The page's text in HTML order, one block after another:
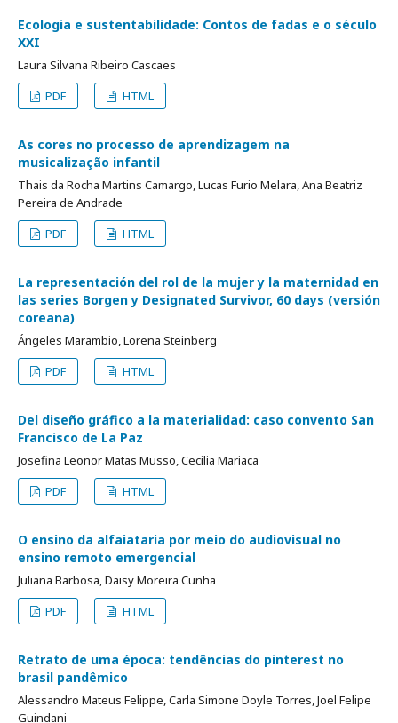
Ecologia e sustentabilidade: Contos de fadas e o século
XXI
Laura Silvana Ribeiro Cascaes
PDF
HTML
As cores no processo de aprendizagem na
musicalização infantil
Thais da Rocha Martins Camargo, Lucas Furio Melara, Ana Beatriz
Pereira de Andrade
PDF
HTML
La representación del rol de la mujer y la maternidad en
las series Borgen y Designated Survivor, 60 days (versión
coreana)
Ángeles Marambio, Lorena Steinberg
PDF
HTML
Del diseño gráfico a la materialidad: caso convento San
Francisco de La Paz
Josefina Leonor Matas Musso, Cecilia Mariaca
PDF
HTML
O ensino da alfaiataria por meio do audiovisual no
ensino remoto emergencial
Juliana Barbosa, Daisy Moreira Cunha
PDF
HTML
Retrato de uma época: tendências do pinterest no
brasil pandêmico
Alessandro Mateus Felippe, Carla Simone Doyle Torres, Joel Felipe
Guindani